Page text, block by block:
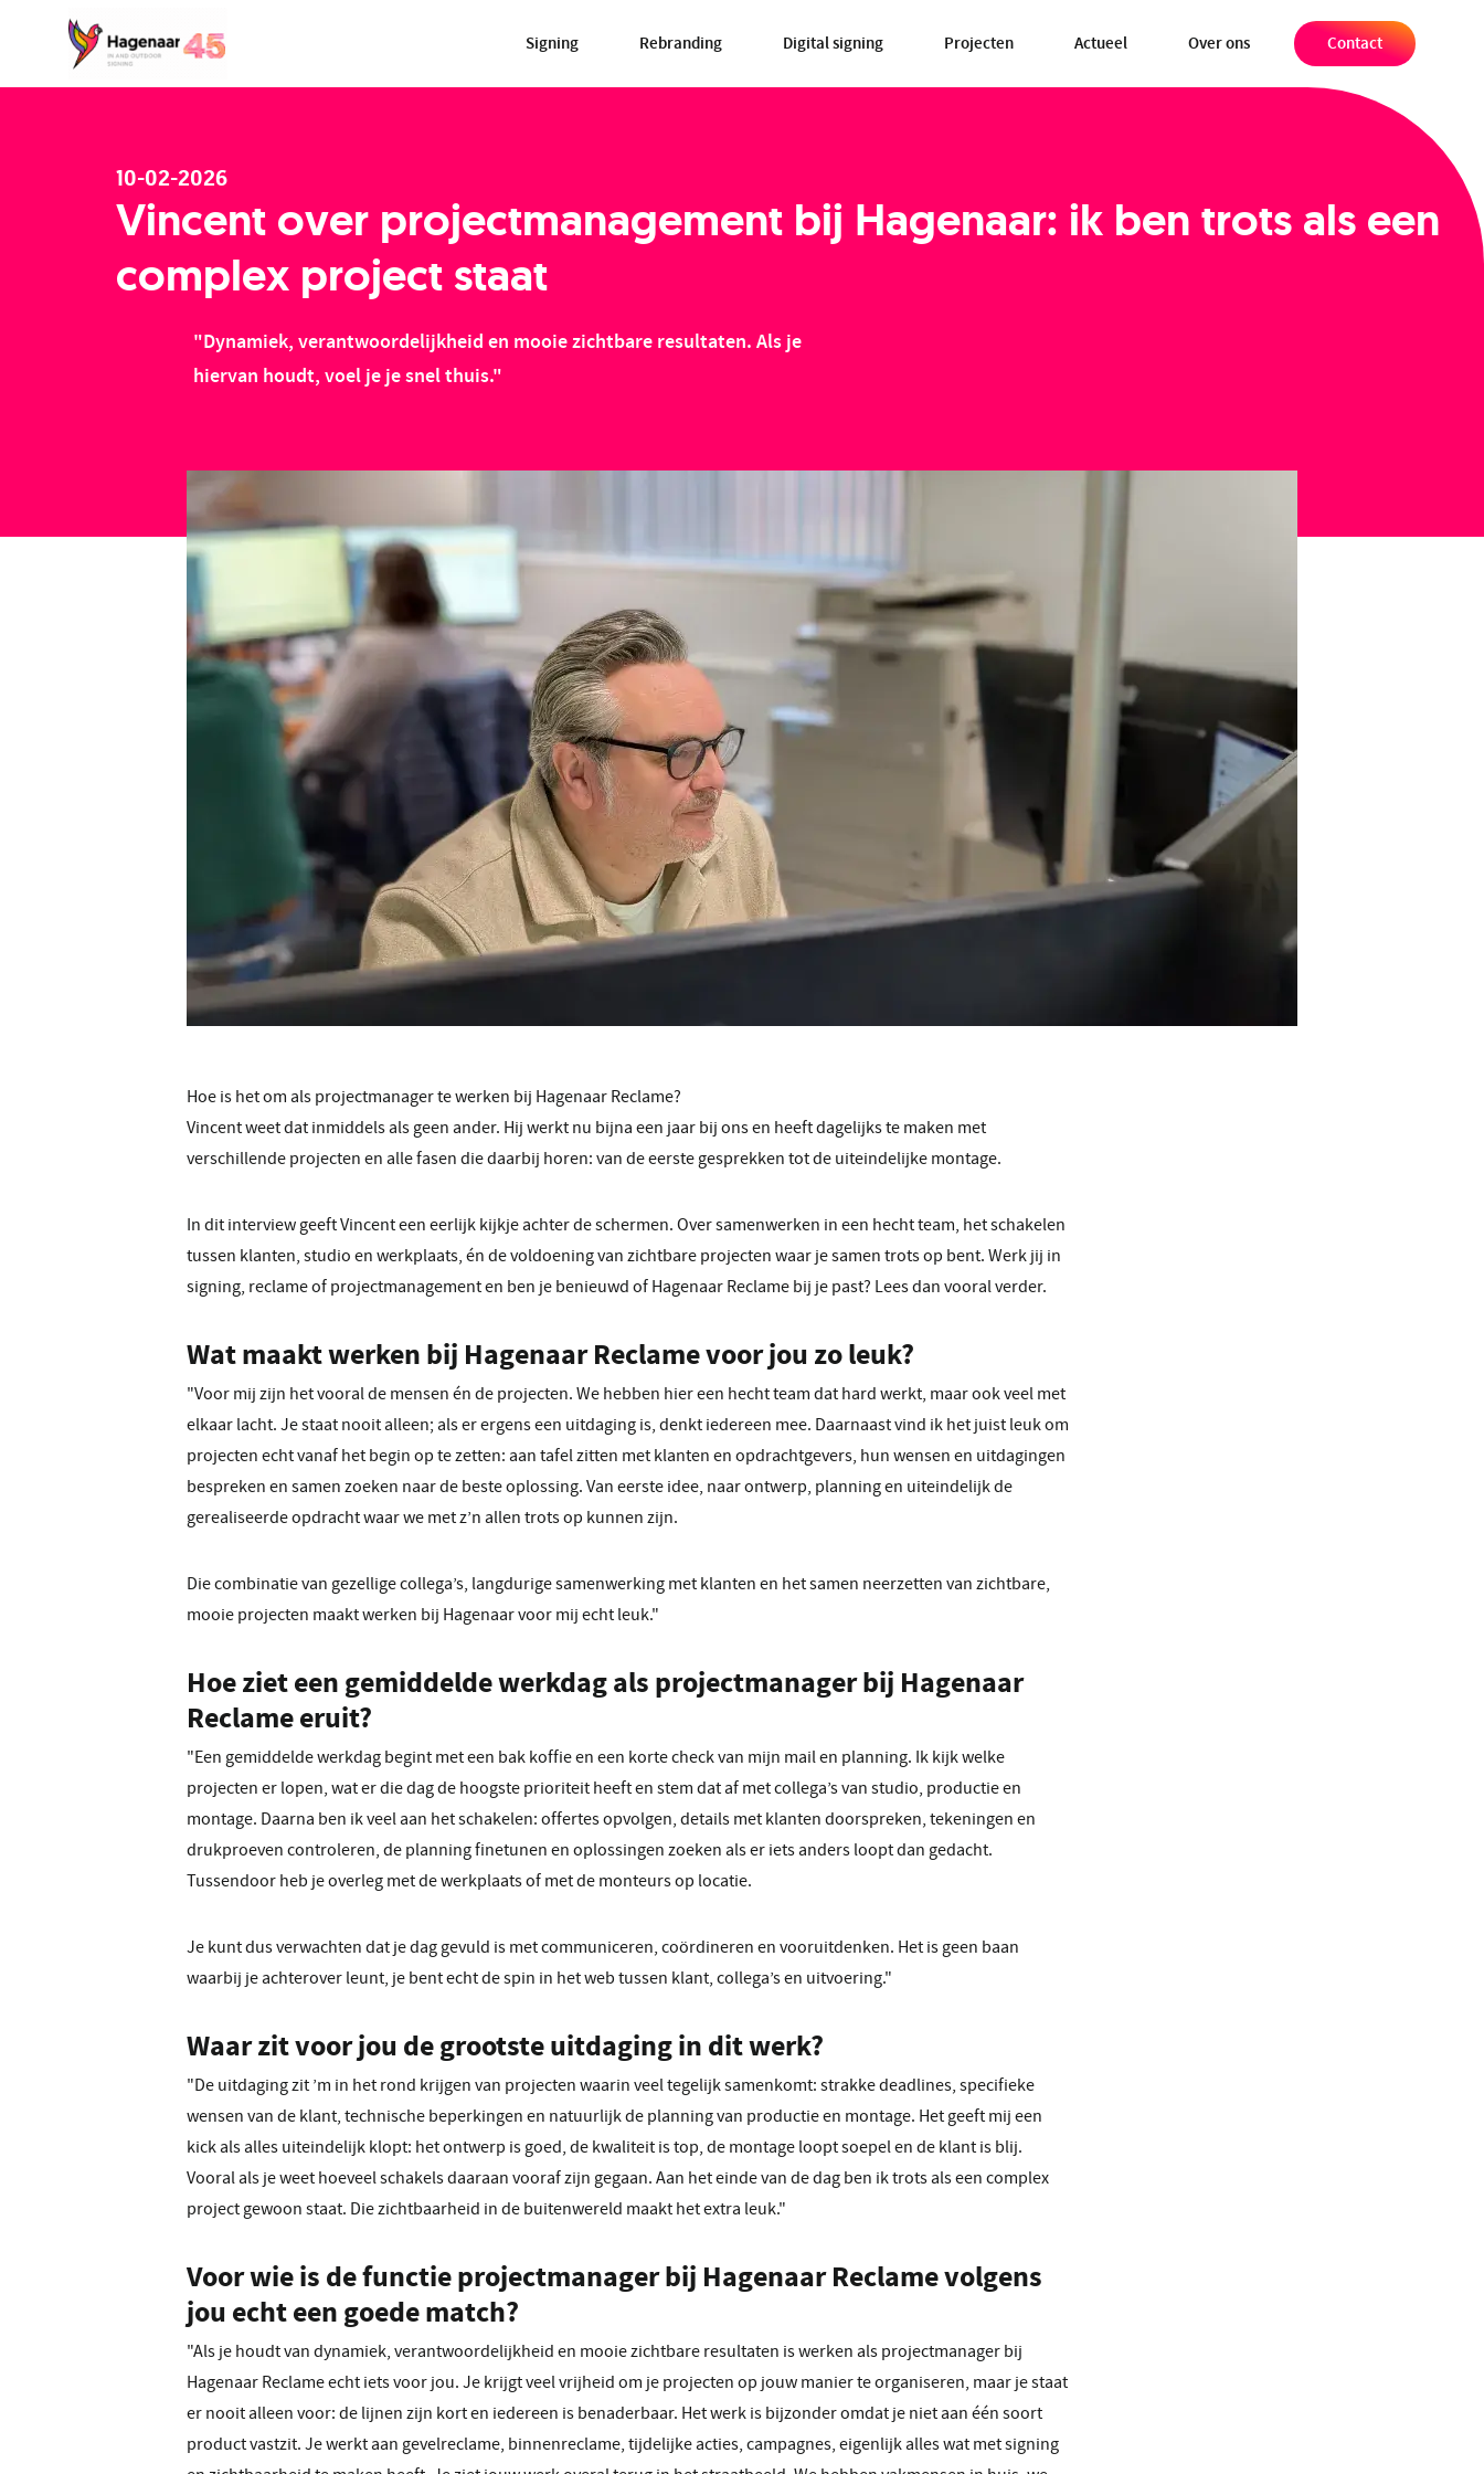
Signing Rebranding Digital signing Projecten Actueel Over ons Contact
10-02-2026
Vincent over projectmanagement bij Hagenaar: ik ben trots als een
complex project staat
"Dynamiek, verantwoordelijkheid en mooie zichtbare resultaten. Als je
hiervan houdt, voel je je snel thuis."
Hoe is het om als projectmanager te werken bij Hagenaar Reclame?
Vincent weet dat inmiddels als geen ander. Hij werkt nu bijna een jaar bij ons en heeft dagelijks te maken met
verschillende projecten en alle fasen die daarbij horen: van de eerste gesprekken tot de uiteindelijke montage.
In dit interview geeft Vincent een eerlijk kijkje achter de schermen. Over samenwerken in een hecht team, het schakelen
tussen klanten, studio en werkplaats, én de voldoening van zichtbare projecten waar je samen trots op bent. Werk jij in
signing, reclame of projectmanagement en ben je benieuwd of Hagenaar Reclame bij je past? Lees dan vooral verder.
Wat maakt werken bij Hagenaar Reclame voor jou zo leuk?
"Voor mij zijn het vooral de mensen én de projecten. We hebben hier een hecht team dat hard werkt, maar ook veel met
elkaar lacht. Je staat nooit alleen; als er ergens een uitdaging is, denkt iedereen mee. Daarnaast vind ik het juist leuk om
projecten echt vanaf het begin op te zetten: aan tafel zitten met klanten en opdrachtgevers, hun wensen en uitdagingen
bespreken en samen zoeken naar de beste oplossing. Van eerste idee, naar ontwerp, planning en uiteindelijk de
gerealiseerde opdracht waar we met z’n allen trots op kunnen zijn.
Die combinatie van gezellige collega’s, langdurige samenwerking met klanten en het samen neerzetten van zichtbare,
mooie projecten maakt werken bij Hagenaar voor mij echt leuk."
Hoe ziet een gemiddelde werkdag als projectmanager bij Hagenaar
Reclame eruit?
"Een gemiddelde werkdag begint met een bak koffie en een korte check van mijn mail en planning. Ik kijk welke
projecten er lopen, wat er die dag de hoogste prioriteit heeft en stem dat af met collega’s van studio, productie en
montage. Daarna ben ik veel aan het schakelen: offertes opvolgen, details met klanten doorspreken, tekeningen en
drukproeven controleren, de planning finetunen en oplossingen zoeken als er iets anders loopt dan gedacht.
Tussendoor heb je overleg met de werkplaats of met de monteurs op locatie.
Je kunt dus verwachten dat je dag gevuld is met communiceren, coördineren en vooruitdenken. Het is geen baan
waarbij je achterover leunt, je bent echt de spin in het web tussen klant, collega’s en uitvoering."
Waar zit voor jou de grootste uitdaging in dit werk?
"De uitdaging zit ’m in het rond krijgen van projecten waarin veel tegelijk samenkomt: strakke deadlines, specifieke
wensen van de klant, technische beperkingen en natuurlijk de planning van productie en montage. Het geeft mij een
kick als alles uiteindelijk klopt: het ontwerp is goed, de kwaliteit is top, de montage loopt soepel en de klant is blij.
Vooral als je weet hoeveel schakels daaraan vooraf zijn gegaan. Aan het einde van de dag ben ik trots als een complex
project gewoon staat. Die zichtbaarheid in de buitenwereld maakt het extra leuk."
Voor wie is de functie projectmanager bij Hagenaar Reclame volgens
jou echt een goede match?
"Als je houdt van dynamiek, verantwoordelijkheid en mooie zichtbare resultaten is werken als projectmanager bij
Hagenaar Reclame echt iets voor jou. Je krijgt veel vrijheid om je projecten op jouw manier te organiseren, maar je staat
er nooit alleen voor: de lijnen zijn kort en iedereen is benaderbaar. Het werk is bijzonder omdat je niet aan één soort
product vastzit. Je werkt aan gevelreclame, binnenreclame, tijdelijke acties, campagnes, eigenlijk alles wat met signing